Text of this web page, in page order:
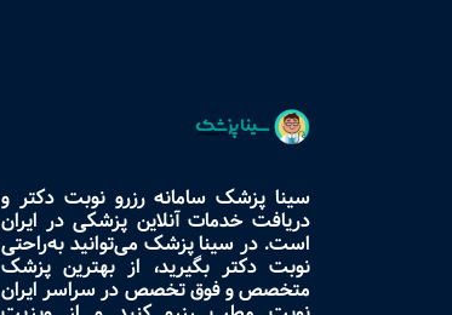
سینا پزشک سامانه رزرو نوبت دکتر و
دریافت خدمات آنلاین پزشکی در ایران
است. در سینا پزشک می‌توانید به‌راحتی
نوبت دکتر بگیرید، از بهترین پزشک
متخصص و فوق تخصص در سراسر ایران